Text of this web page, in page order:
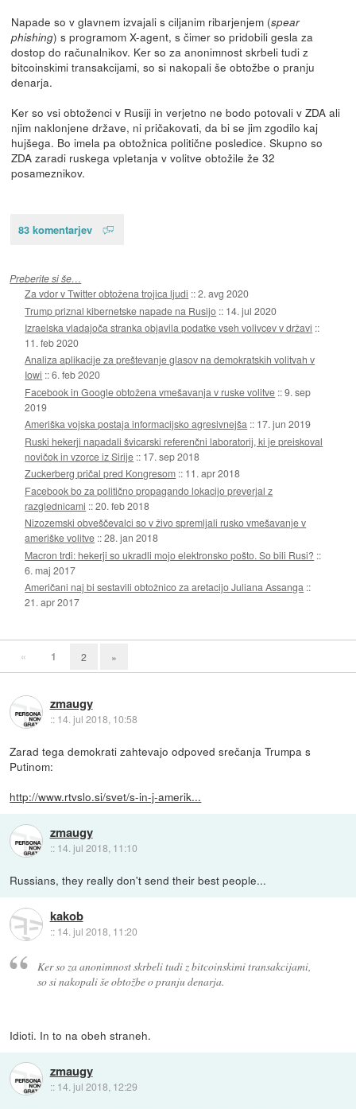
Napade so v glavnem izvajali s ciljanim ribarjenjem (spear
phishing) s programom X-agent, s čimer so pridobili gesla za
dostop do računalnikov. Ker so za anonimnost skrbeli tudi z
bitcoinskimi transakcijami, so si nakopali še obtožbe o pranju
denarja.
Ker so vsi obtoženci v Rusiji in verjetno ne bodo potovali v ZDA ali
njim naklonjene države, ni pričakovati, da bi se jim zgodilo kaj
hujšega. Bo imela pa obtožnica politične posledice. Skupno so
ZDA zaradi ruskega vpletanja v volitve obtožile že 32
posameznikov.
83 komentarjev
Preberite si še…
Za vdor v Twitter obtožena trojica ljudi ::2. avg 2020
Trump priznal kibernetske napade na Rusijo :: 14. jul 2020
Izraelska vladajoča stranka objavila podatke vseh volivcev v državi ::
11. feb 2020
Analiza aplikacije za preštevanje glasov na demokratskih volitvah v
Iowi ::6. feb 2020
Facebook in Google obtožena vmešavanja v ruske volitve ::9. sep
2019
Ameriška vojska postaja informacijsko agresivnejša :: 17. jun 2019
Ruski hekerji napadali švicarski referenčni laboratorij, ki je preiskoval
novičok in vzorce iz Sirije :: 17. sep 2018
Zuckerberg pričal pred Kongresom :: 11. apr 2018
Facebook bo za politično propagando lokacijo preverjal z
razglednicami ::20. feb 2018
Nizozemski obveščevalci so v živo spremljali rusko vmešavanje v
ameriške volitve ::28. jan 2018
Macron trdi: hekerji so ukradli mojo elektronsko pošto. So bili Rusi? ::
6. maj 2017
Američani naj bi sestavili obtožnico za aretacijo Juliana Assanga ::
21. apr 2017
« 1 2 »
zmaugy
:: 14. jul 2018, 10:58
Zarad tega demokrati zahtevajo odpoved srečanja Trumpa s
Putinom:
http://www.rtvslo.si/svet/s-in-j-amerik...
zmaugy
:: 14. jul 2018, 11:10
Russians, they really don't send their best people...
kakob
:: 14. jul 2018, 11:20
Ker so za anonimnost skrbeli tudi z bitcoinskimi transakcijami,
so si nakopali še obtožbe o pranju denarja.
Idioti. In to na obeh straneh.
zmaugy
:: 14. jul 2018, 12:29